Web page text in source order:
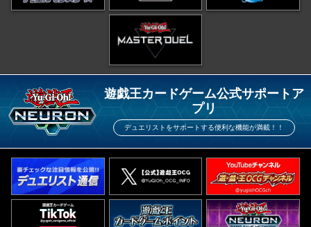
遊戯王カードゲーム公式サポートア
プリ
デュエリストをサポートする便利な機能が満載！！